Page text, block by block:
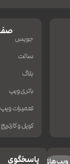
جویس
سالت
بلاگ
باتری ویپ
تعمیرات ویپ
کویل و کارتریج
ویپ‌های
پاسخگوی